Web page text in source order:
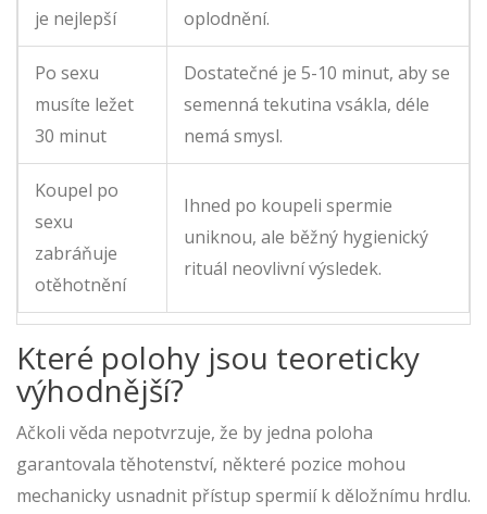
je nejlepší oplodnění.
Po sexu
musíte ležet
30 minut
Dostatečné je 5-10 minut, aby se
semenná tekutina vsákla, déle
nemá smysl.
Koupel po
sexu
zabráňuje
otěhotnění
Ihned po koupeli spermie
uniknou, ale běžný hygienický
rituál neovlivní výsledek.
Které polohy jsou teoreticky
výhodnější?
Ačkoli věda nepotvrzuje, že by jedna poloha
garantovala těhotenství, některé pozice mohou
mechanicky usnadnit přístup spermií k děložnímu hrdlu.